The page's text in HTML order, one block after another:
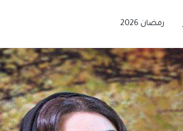
رمضان 2026